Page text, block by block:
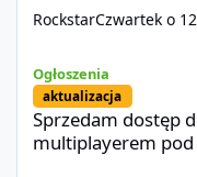
RockstarCzwartek o
Ogłoszenia
aktualizacja
Sprzedam dostęp
multiplayerem